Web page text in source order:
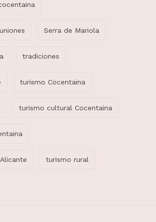
Serra de Mariola
tradiciones
turismo Cocentaina
turismo cultural Cocentaina
turismo rural